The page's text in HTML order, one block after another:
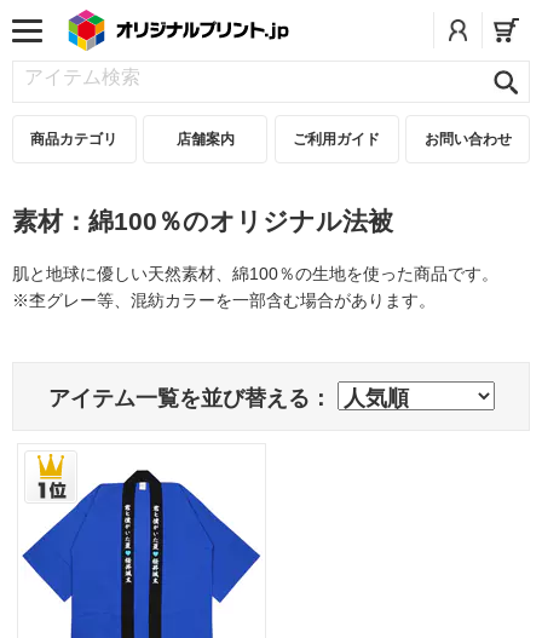
商品カテゴリ 店舗案内 ご利用ガイド お問い合わせ
素材：綿100％のオリジナル法被
肌と地球に優しい天然素材、綿100％の生地を使った商品です。
※杢グレー等、混紡カラーを一部含む場合があります。
アイテム一覧を並び替える：